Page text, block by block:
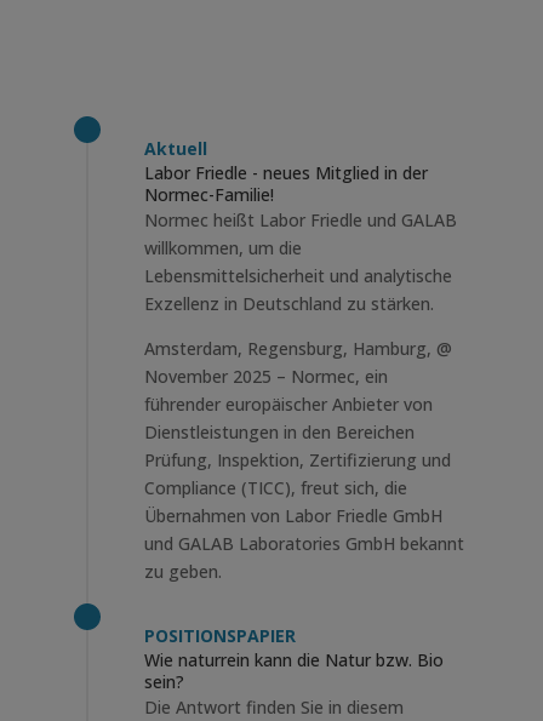
Aktuell
Labor Friedle - neues Mitglied in der
Normec-Familie!
Normec heißt Labor Friedle und GALAB
willkommen, um die
Lebensmittelsicherheit und analytische
Exzellenz in Deutschland zu stärken.
Amsterdam, Regensburg, Hamburg, @
November 2025 – Normec, ein
führender europäischer Anbieter von
Dienstleistungen in den Bereichen
Prüfung, Inspektion, Zertifizierung und
Compliance (TICC), freut sich, die
Übernahmen von Labor Friedle GmbH
und GALAB Laboratories GmbH bekannt
zu geben.
POSITIONSPAPIER
Wie naturrein kann die Natur bzw. Bio
sein?
Die Antwort finden Sie in diesem